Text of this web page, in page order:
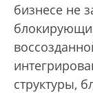
бизнесе не
структуры,